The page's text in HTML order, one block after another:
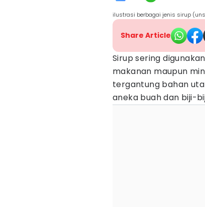
ilustrasi berbagai jenis sirup
Share Article
Sirup sering
makanan maupun
tergantung bahan
aneka buah dan biji-